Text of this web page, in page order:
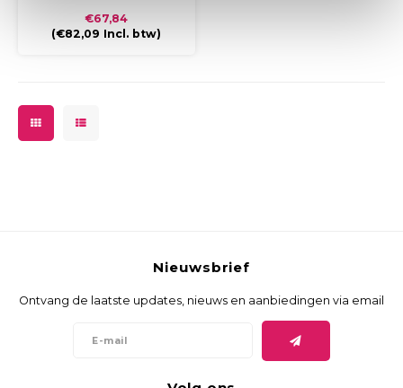
documentatie en waardevolle
documenten zoals folders,
€67,84
(€82,09 Incl. btw)
Nieuwsbrief
Ontvang de laatste updates, nieuws en aanbiedingen via email